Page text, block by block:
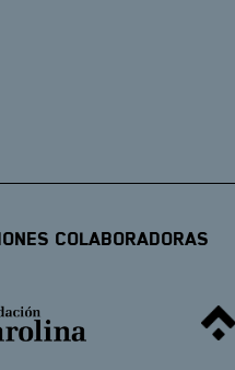
Colaboradoras